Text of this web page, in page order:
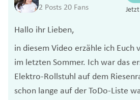
2 Posts 20 Fans Jetzt
Hallo ihr Lieben,
in diesem Video erzähle ich Euch
im letzten Sommer. Ich war das
Elektro-Rollstuhl auf dem
schon lange auf der ToDo-Liste